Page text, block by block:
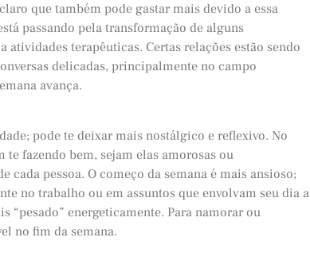
que também pode gastar mais devido a essa
passando pela transformação de alguns
terapêuticas. Certas relações estão sendo
delicadas, principalmente no campo
avança.
pode te deixar mais nostálgico e reflexivo. No
fazendo bem, sejam elas amorosas ou
cada pessoa. O começo da semana é mais ansioso;
no trabalho ou em assuntos que envolvam seu dia a
“pesado” energeticamente. Para namorar ou
no fim da semana.